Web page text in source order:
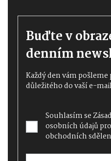
Buďte v
denním
Každý den vám
důležitého do vaší e-
Souhlasím se
osobních údajů
obchodních